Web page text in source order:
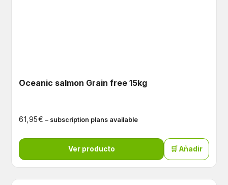
Oceanic salmon Grain free 15kg
61,95€ – subscription plans available
Ver producto 🛒 Añadir